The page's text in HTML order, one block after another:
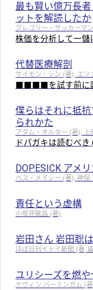
最も賢い億万長
ットを解読したか
グレゴリー・ザッカーマ
株価を分析して一儲
代替医療解剖
サイモン・シン (著), エ
■■■■を試す前に読
僕らはそれに抵
られかた
アダム・オルター (著), 上
ドパガキは読むべき
DOPESICK アメ
ベス・メイシー (著), 神保
責任という虚構
小坂井敏晶 (著)
岩田さん 岩田聡
ほぼ日刊イトイ新聞 (著,
ユリシーズを燃や
ケヴィン バーミンガム (